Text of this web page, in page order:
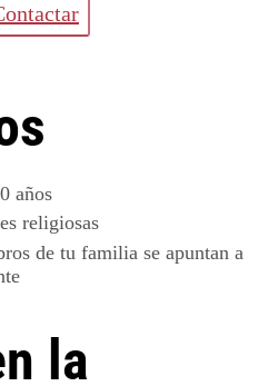
años
religiosas
de tu familia se apuntan a
la